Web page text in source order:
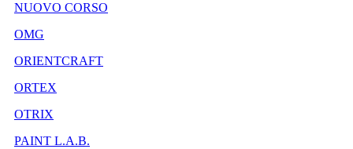
NUOVO CORSO
OMG
ORIENTCRAFT
ORTEX
OTRIX
PAINT L.A.B.